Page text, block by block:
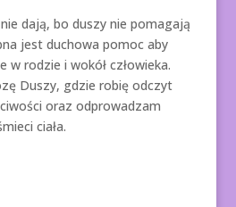
dają, bo duszy nie pomagają
jest duchowa pomoc aby
w rodzie i wokół człowieka.
Duszy, gdzie robię odczyt
oraz odprowadzam
ciała.